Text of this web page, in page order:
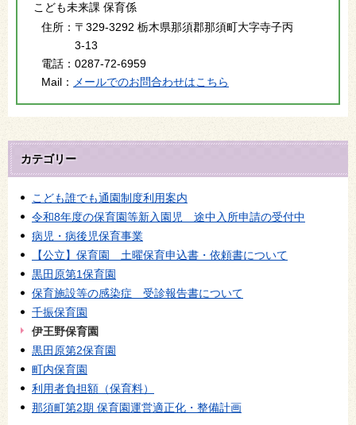
こども未来課 保育係
住所： 〒329-3292 栃木県那須郡那須町大字寺子丙
3-13
電話： 0287-72-6959
Mail：
メールでのお問合わせはこちら
カテゴリー
こども誰でも通園制度利用案内
令和8年度の保育園等新入園児 途中入所申請の受付中
病児・病後児保育事業
【公立】保育園 土曜保育申込書・依頼書について
黒田原第1保育園
保育施設等の感染症 受診報告書について
千振保育園
伊王野保育園
黒田原第2保育園
町内保育園
利用者負担額（保育料）
那須町第2期 保育園運営適正化・整備計画